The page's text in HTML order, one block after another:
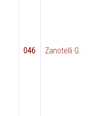
046 Zanotelli G.